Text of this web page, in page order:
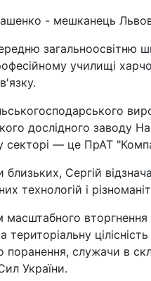
- мешканець
училищі
дослідного заводу
секторі — це ПрАТ
близьких, Сергій
технологій і
вторгнення
територіальну
поранення, служачи в
України.